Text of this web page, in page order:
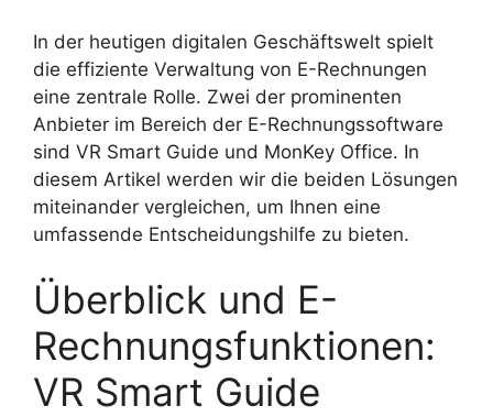
In der heutigen digitalen Geschäftswelt spielt
die effiziente Verwaltung von E-Rechnungen
eine zentrale Rolle. Zwei der prominenten
Anbieter im Bereich der E-Rechnungssoftware
sind VR Smart Guide und MonKey Office. In
diesem Artikel werden wir die beiden Lösungen
miteinander vergleichen, um Ihnen eine
umfassende Entscheidungshilfe zu bieten.
Überblick und E-
Rechnungsfunktionen:
VR Smart Guide